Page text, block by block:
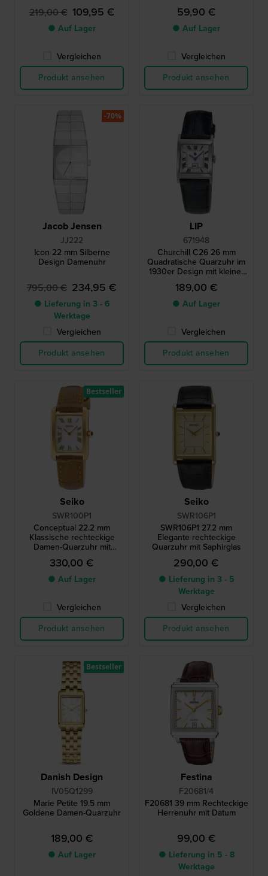
219,00 € 109,95 €
● Auf Lager
Vergleichen
Produkt ansehen
59,90 €
● Auf Lager
Vergleichen
Produkt ansehen
Jacob Jensen
JJ222
Icon 22 mm Silberne
Design Damenuhr
795,00 € 234,95 €
● Lieferung in 3 - 6
Werktage
Vergleichen
Produkt ansehen
-70%
LIP
671948
Churchill C26 26 mm
Quadratische Quarzuhr im
1930er Design mit kleiner
Sekunde
189,00 €
● Auf Lager
Vergleichen
Produkt ansehen
Seiko
SWR100P1
Conceptual 22.2 mm
Klassische rechteckige
Damen-Quarzuhr mit
Perlmutt-Zifferblatt
330,00 €
● Auf Lager
Vergleichen
Produkt ansehen
Bestseller
Seiko
SWR106P1
SWR106P1 27.2 mm
Elegante rechteckige
Quarzuhr mit Saphirglas
290,00 €
● Lieferung in 3 - 5
Werktage
Vergleichen
Produkt ansehen
Danish Design
IV05Q1299
Marie Petite 19.5 mm
Goldene Damen-Quarzuhr
189,00 €
● Auf Lager
Bestseller
Festina
F20681/4
F20681 39 mm Rechteckige
Herrenuhr mit Datum
99,00 €
● Lieferung in 5 - 8
Werktage